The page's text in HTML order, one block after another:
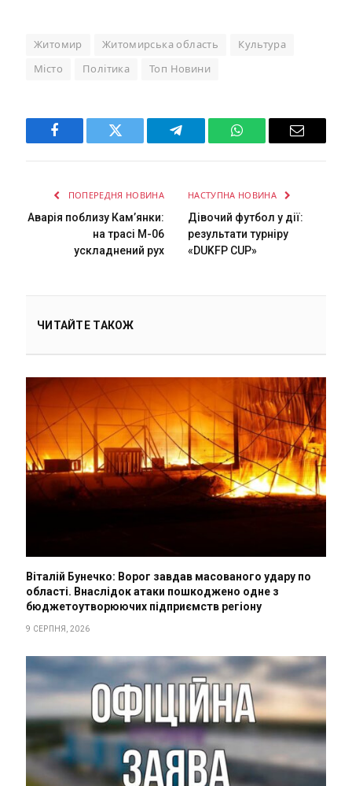
Житомир Житомирська область Культура
Місто Політика Топ Новини
Facebook Twitter Telegram WhatsAppEmail
ПОПЕРЕДНЯ НОВИНА
Аварія поблизу Кам’янки:
на трасі М-06
ускладнений рух
НАСТУПНА НОВИНА
Дівочий футбол у дії:
результати турніру
«DUKFP CUP»
ЧИТАЙТЕ ТАКОЖ
Віталій Бунечко: Ворог завдав масованого удару по
області. Внаслідок атаки пошкоджено одне з
бюджетоутворюючих підприємств регіону
9 СЕРПНЯ, 2026